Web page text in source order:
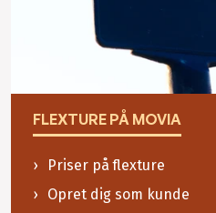
FLEXTURE PÅ MOVIA
Priser på flexture
Opret dig som kunde